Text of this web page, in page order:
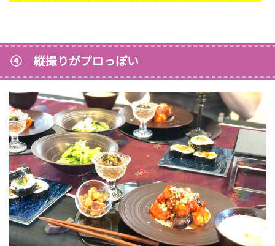
④ 縦撮りがプロっぽい